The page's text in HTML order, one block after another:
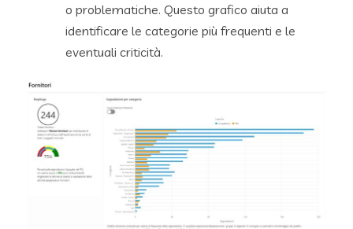
o problematiche. Questo grafico aiuta a
identificare le categorie più frequenti e le
eventuali criticità.